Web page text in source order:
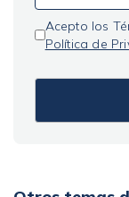
Acepto los
Política de